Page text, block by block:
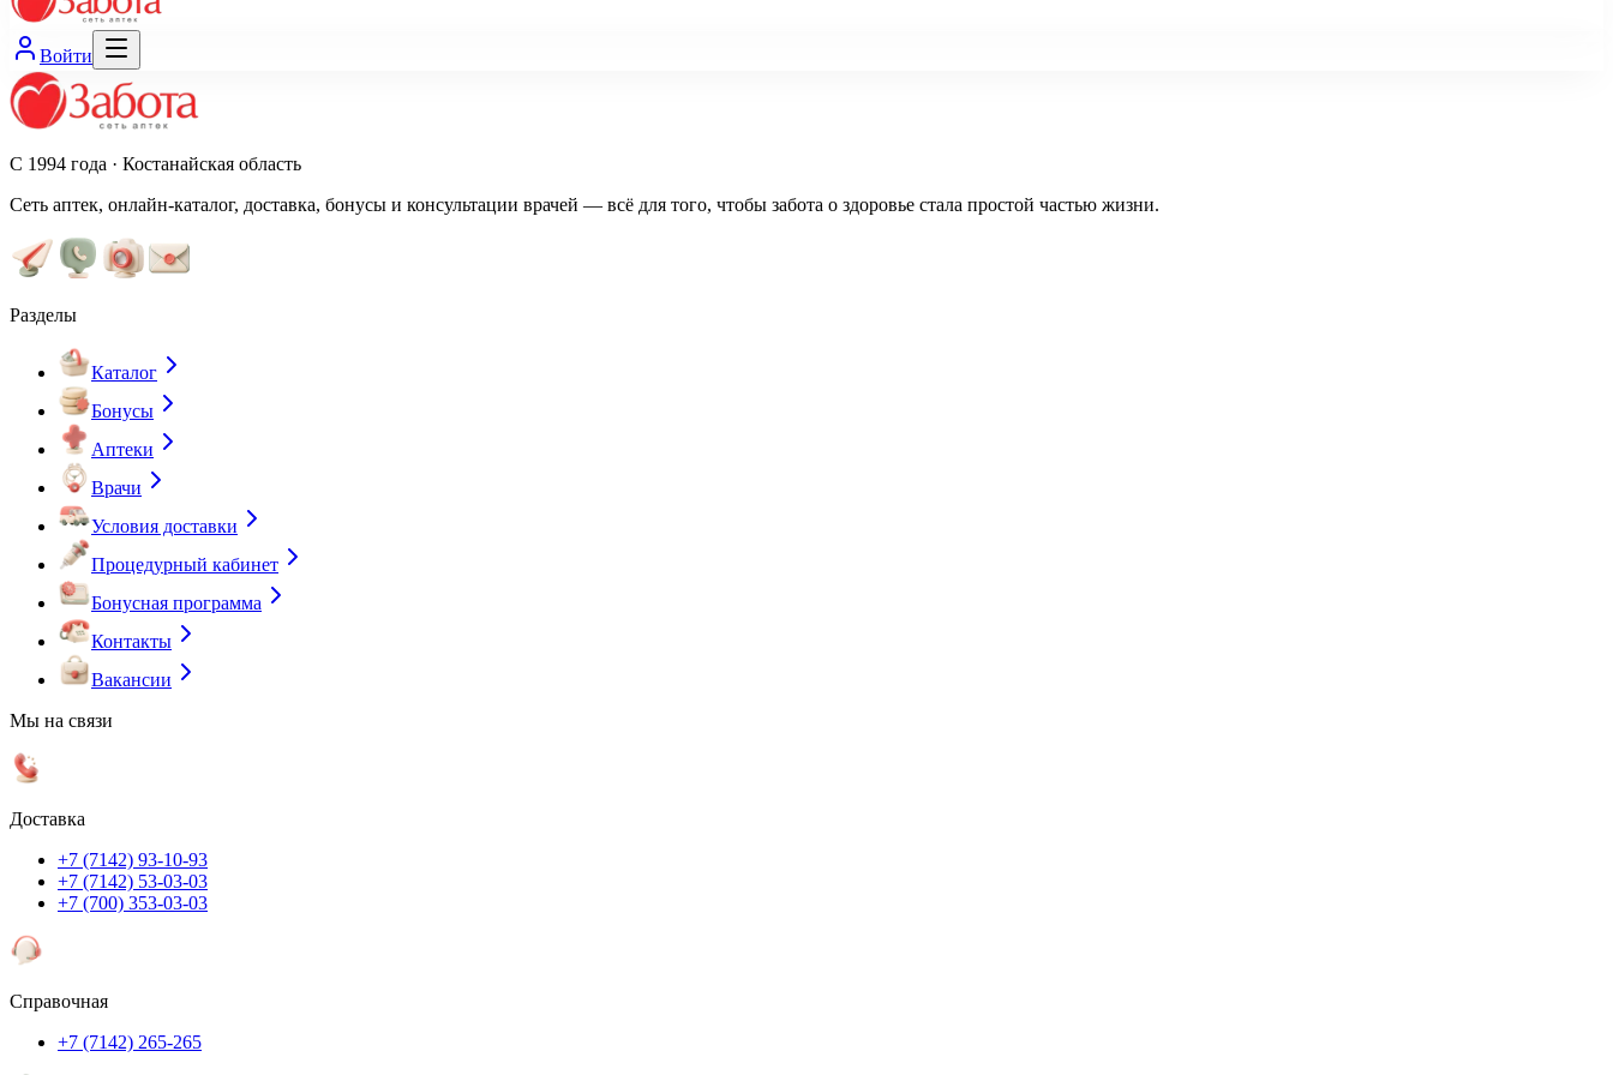
Войти
С 1994 года · Костанайская область
Сеть аптек, онлайн-каталог, доставка, бонусы и консультации врачей — всё для того, чтобы забота о здоровье стала простой частью жизни.
Разделы
Каталог
Бонусы
Аптеки
Врачи
Условия доставки
Процедурный кабинет
Бонусная программа
Контакты
Вакансии
Мы на связи
Доставка
+7 (7142) 93-10-93
+7 (7142) 53-03-03
+7 (700) 353-03-03
Справочная
+7 (7142) 265-265